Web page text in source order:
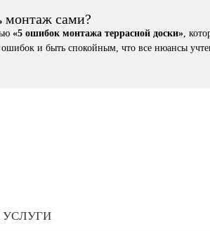
монтаж сами?
«5 ошибок монтажа террасной доски»,
и быть спокойным, что все нюансы
УСЛУГИ